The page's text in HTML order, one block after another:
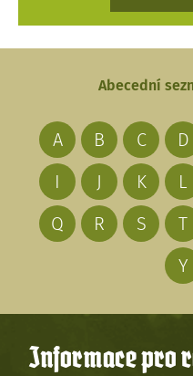
Abecední
A B C D
I
J K L
Q
R S T
Y
Informace pro